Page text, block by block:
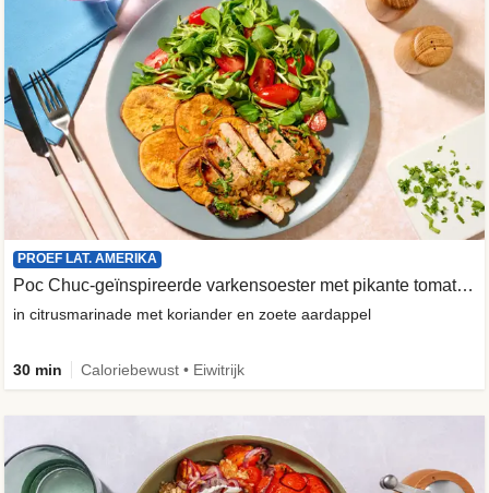
PROEF LAT. AMERIKA
Poc Chuc-geïnspireerde varkensoester met pikante tomatensalade
in citrusmarinade met koriander en zoete aardappel
30 min Caloriebewust • Eiwitrijk